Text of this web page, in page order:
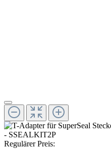
Regulärer Preis: